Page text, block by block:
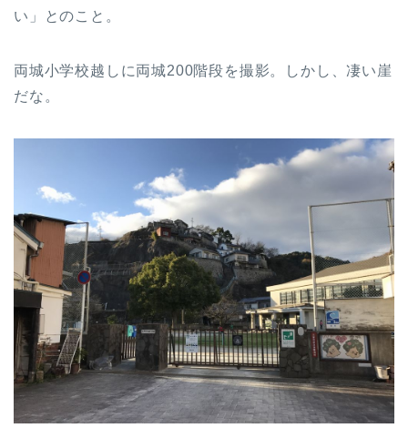
い」とのこと。
両城小学校越しに両城200階段を撮影。しかし、凄い崖
だな。